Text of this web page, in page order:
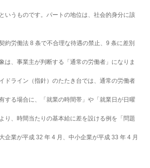
いうものです。パートの地位は、社会的身分に該
約労働法 8 条で不合理な待遇の禁止、9 条に差別
は、事業主が判断する「通常の労働者」になりま
ドライン（指針）のたたき台では、通常の労働者
する場合に、「就業の時間帯」や「就業日が日曜
り、時間当たりの基本給に差を設ける例を「問題
企業が平成 32 年 4 月、中小企業が平成 33 年 4 月